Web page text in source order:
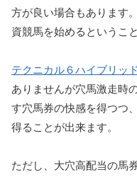
方が良い場合もあります
資競馬を始めるというこ
テクニカル６ハイブリッ
ありませんが穴馬激走時
す穴馬券の快感を得つつ
得ることが出来ます。
ただし、大穴高配当の馬